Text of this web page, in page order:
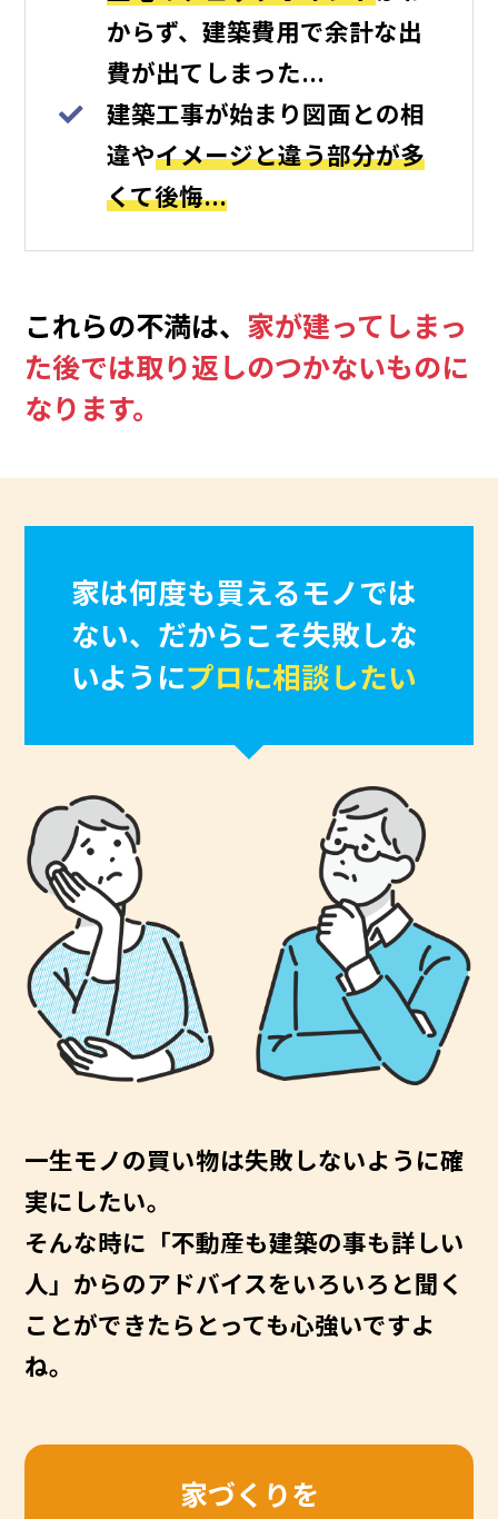
からず、建築費用で余計な出
費が出てしまった…
建築工事が始まり図面との相
違やイメージと違う部分が多
くて後悔…
これらの不満は、 家が建ってしまっ
た後では取り返しのつかないものに
なります。
家は何度も買えるモノでは
ない、 だからこそ失敗しな
いようにプロに相談したい
一生モノの買い物は失敗しないように確
実にしたい。
そんな時に「不動産も建築の事も詳しい
人」からのアドバイスをいろいろと聞く
ことができたらとっても心強いですよ
ね。
家づくりを